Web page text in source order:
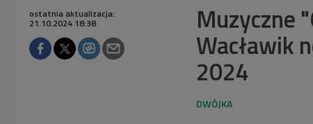
Muzyczne
Wacławik
2024
ostatnia aktualizacja:
21.10.2024 18:38